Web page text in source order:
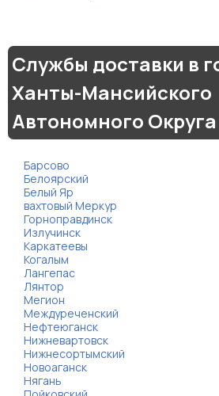
Службы доставки в
Ханты-Мансийского
Автономного
Барсово
Белоярский
Белый Яр
вахтовый Меркур
Горноправдинск
Излучинск
Каркатеевы
Когалым
Лангепас
Лянтор
Мегион
Междуреченский
Нефтеюганск
Нижневартовск
Нижнесортымский
Новоаганск
Нягань